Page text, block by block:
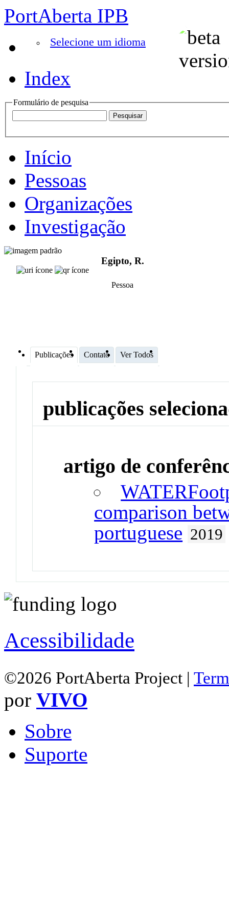
PortAberta IPB
Selecione um idioma
Index
Formulário de pesquisa
Início
Pessoas
Organizações
Investigação
Egipto, R.
Pessoa
Publicações Contato Ver Todos
publicações
artigo de
comparison
portuguese 2019
Acessibilidade
©2026 PortAberta Project |
por VIVO
Sobre
Suporte